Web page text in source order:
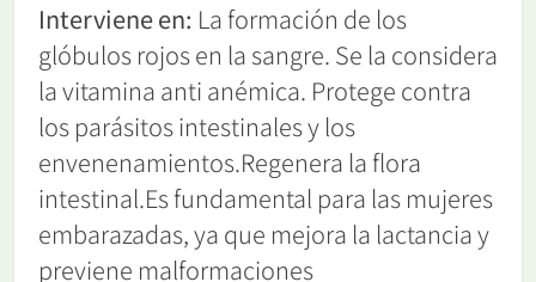
Interviene en: La formación de los
glóbulos rojos en la sangre. Se la considera
la vitamina anti anémica. Protege contra
los parásitos intestinales y los
envenenamientos.Regenera la flora
intestinal.Es fundamental para las mujeres
embarazadas, ya que mejora la lactancia y
previene malformaciones